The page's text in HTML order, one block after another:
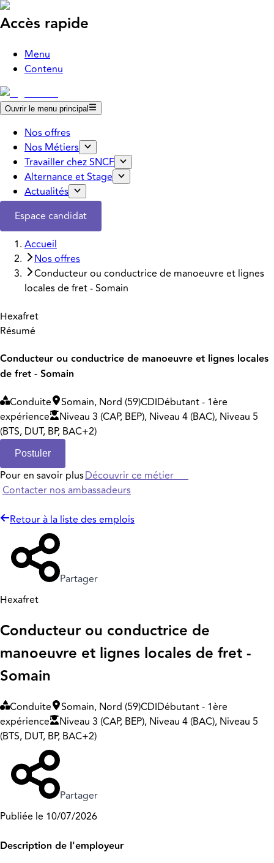
Accès rapide
Menu
Contenu
Ouvrir le menu principal
Nos offres
Nos Métiers
Travailler chez SNCF
Alternance et Stage
Actualités
Espace candidat
Accueil
Nos offres
Conducteur ou conductrice de manoeuvre et lignes
locales de fret - Somain
Hexafret
Résumé
Conducteur ou conductrice de manoeuvre et lignes locales
de fret - Somain
Conduite Somain, Nord (59)CDIDébutant - 1ère
expérience
Niveau 3 (CAP, BEP), Niveau 4 (BAC), Niveau 5
(BTS, DUT, BP, BAC+2)
Postuler
Pour en savoir plusDécouvrir ce métier
Contacter nos ambassadeurs
Retour à la liste des emplois
Partager
Hexafret
Conducteur ou conductrice de
manoeuvre et lignes locales de fret -
Somain
Conduite Somain, Nord (59)CDIDébutant - 1ère
expérience
Niveau 3 (CAP, BEP), Niveau 4 (BAC), Niveau 5
(BTS, DUT, BP, BAC+2)
Partager
Publiée le 10/07/2026
Description de l'employeur